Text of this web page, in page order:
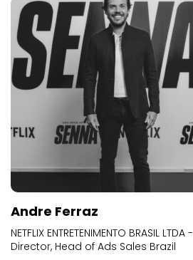
Andre Ferraz
NETFLIX ENTRETENIMENTO BRASIL LTDA -
Director, Head of Ads Sales Brazil